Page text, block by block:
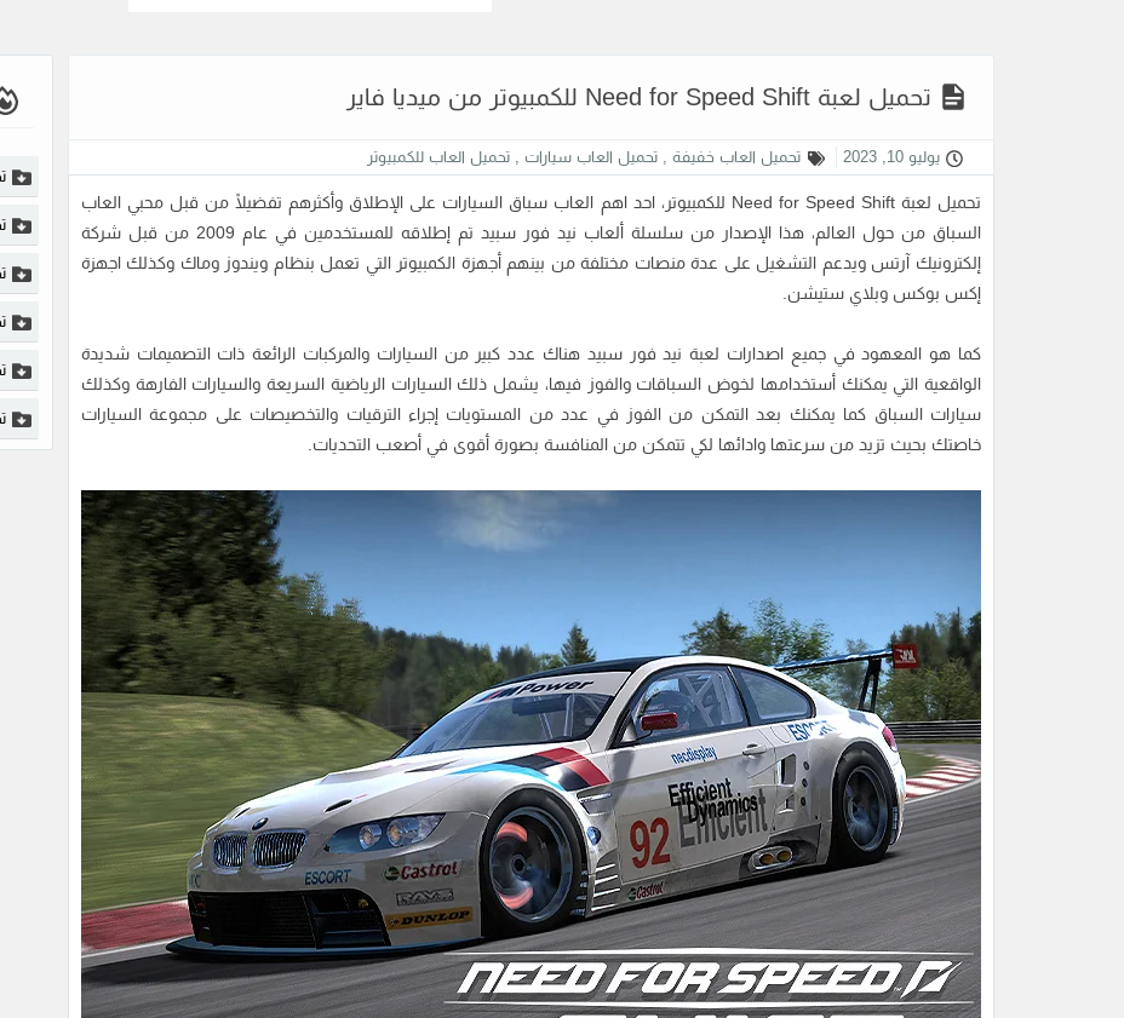
تحميل لعبة Need for Speed Shift للكمبيوتر من ميديا فاير
يوليو 10, 2023 تحميل العاب خفيفة , تحميل العاب سيارات , تحميل العاب للكمبيوتر
تحميل لعبة Need for Speed Shift
للكمبيوتر، احد اهم العاب سباق السيارات على الإطلاق وأكثرهم تفضيلًا من قبل محبي العاب
السباق من حول العالم، هذا الإصدار من سلسلة ألعاب نيد فور سبيد تم إطلاقه للمستخدمين في عام 2009 من قبل شركة
إلكترونيك آرتس ويدعم التشغيل على عدة منصات مختلفة من بينهم أجهزة الكمبيوتر التي تعمل بنظام ويندوز وماك وكذلك اجهزة
إكس بوكس وبلاي ستيشن.
كما هو المعهود في جميع اصدارات لعبة نيد فور سبيد هناك عدد كبير من السيارات والمركبات الرائعة ذات التصميمات شديدة
الواقعية التي يمكنك أستخدامها لخوض السباقات والفوز فيها، يشمل ذلك السيارات الرياضية السريعة والسيارات الفارهة وكذلك
سيارات السباق كما يمكنك بعد التمكن من الفوز في عدد من المستويات إجراء الترقيات والتخصيصات على مجموعة السيارات
خاصتك بحيث تزيد من سرعتها وادائها لكي تتمكن من المنافسة بصورة أقوى في أصعب التحديات.